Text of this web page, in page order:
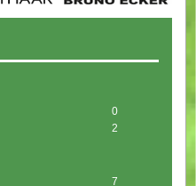
0
2
7